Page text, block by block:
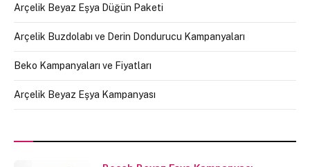
Arçelik Beyaz Eşya Düğün Paketi
Arçelik Buzdolabı ve Derin Dondurucu Kampanyaları
Beko Kampanyaları ve Fiyatları
Arçelik Beyaz Eşya Kampanyası